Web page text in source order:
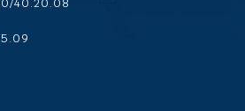
40.20.08